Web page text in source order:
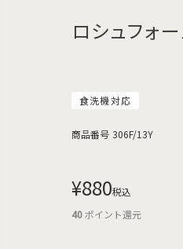
ロシュフォ
食洗機対応
商品番号 306F/13Y
¥880税込
40ポイント還元